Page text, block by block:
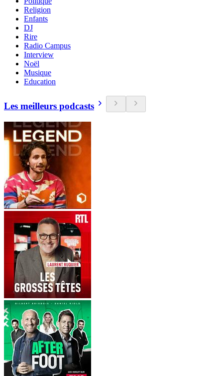
Religion
Enfants
DJ
Rire
Radio Campus
Interview
Noël
Musique
Education
Les meilleurs podcasts